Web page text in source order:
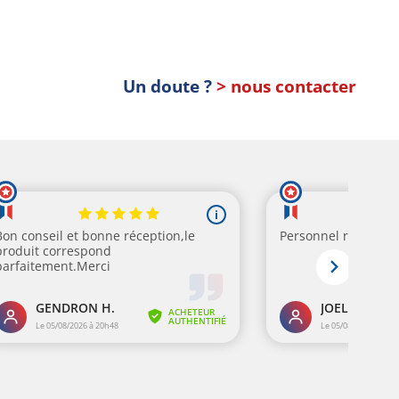
Un doute ?> nous contacter